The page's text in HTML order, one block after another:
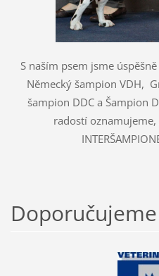
S naším psem jsme
Německý šampion VDH,
šampion DDC a Šampion
radostí oznamujeme,
Doporučujeme